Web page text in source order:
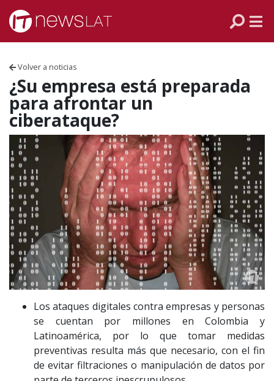
Skip to content
Volver a noticias
¿Su empresa está preparada
para afrontar un
ciberataque?
Los ataques digitales contra empresas y personas
se cuentan por millones en Colombia y
Latinoamérica, por lo que tomar medidas
preventivas resulta más que necesario, con el fin
de evitar filtraciones o manipulación de datos por
VENEZUELA
ECUADOR
PERÚ
CHILE
ARGENTINA
MÉXICO